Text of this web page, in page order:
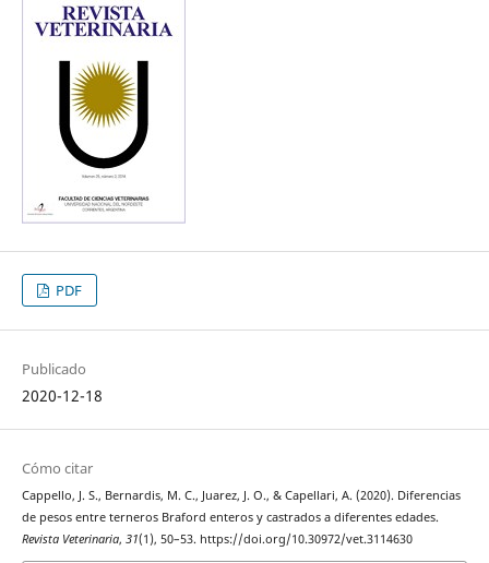
PDF
Publicado
2020-12-18
Cómo citar
Cappello, J. S., Bernardis, M. C., Juarez, J. O., & Capellari, A. (2020). Diferencias
de pesos entre terneros Braford enteros y castrados a diferentes edades.
Revista Veterinaria, 31(1), 50–53. https://doi.org/10.30972/vet.3114630